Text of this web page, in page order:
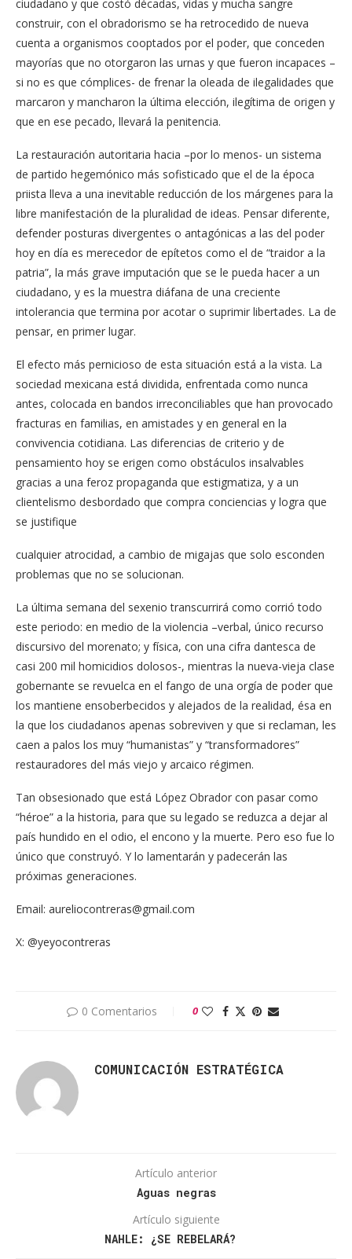
ciudadano y que costó décadas, vidas y mucha sangre
construir, con el obradorismo se ha retrocedido de nueva
cuenta a organismos cooptados por el poder, que conceden
mayorías que no otorgaron las urnas y que fueron incapaces –
si no es que cómplices- de frenar la oleada de ilegalidades que
marcaron y mancharon la última elección, ilegítima de origen y
que en ese pecado, llevará la penitencia.
La restauración autoritaria hacia –por lo menos- un sistema
de partido hegemónico más sofisticado que el de la época
priista lleva a una inevitable reducción de los márgenes para la
libre manifestación de la pluralidad de ideas. Pensar diferente,
defender posturas divergentes o antagónicas a las del poder
hoy en día es merecedor de epítetos como el de “traidor a la
patria”, la más grave imputación que se le pueda hacer a un
ciudadano, y es la muestra diáfana de una creciente
intolerancia que termina por acotar o suprimir libertades. La de
pensar, en primer lugar.
El efecto más pernicioso de esta situación está a la vista. La
sociedad mexicana está dividida, enfrentada como nunca
antes, colocada en bandos irreconciliables que han provocado
fracturas en familias, en amistades y en general en la
convivencia cotidiana. Las diferencias de criterio y de
pensamiento hoy se erigen como obstáculos insalvables
gracias a una feroz propaganda que estigmatiza, y a un
clientelismo desbordado que compra conciencias y logra que
se justifique
cualquier atrocidad, a cambio de migajas que solo esconden
problemas que no se solucionan.
La última semana del sexenio transcurrirá como corrió todo
este periodo: en medio de la violencia –verbal, único recurso
discursivo del morenato; y física, con una cifra dantesca de
casi 200 mil homicidios dolosos-, mientras la nueva-vieja clase
gobernante se revuelca en el fango de una orgía de poder que
los mantiene ensoberbecidos y alejados de la realidad, ésa en
la que los ciudadanos apenas sobreviven y que si reclaman, les
caen a palos los muy “humanistas” y “transformadores”
restauradores del más viejo y arcaico régimen.
Tan obsesionado que está López Obrador con pasar como
“héroe” a la historia, para que su legado se reduzca a dejar al
país hundido en el odio, el encono y la muerte. Pero eso fue lo
único que construyó. Y lo lamentarán y padecerán las
próximas generaciones.
Email: aureliocontreras@gmail.com
X: @yeyocontreras
0 Comentarios 0
COMUNICACIÓN ESTRATÉGICA
Artículo anterior
Aguas negras
Artículo siguiente
NAHLE: ¿SE REBELARÁ?